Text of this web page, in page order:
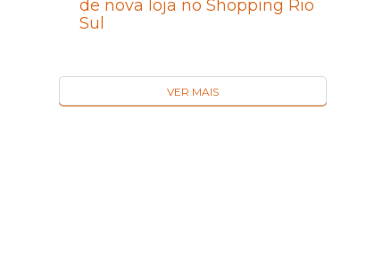
de nova loja no Shopping Rio
Sul
VER MAIS